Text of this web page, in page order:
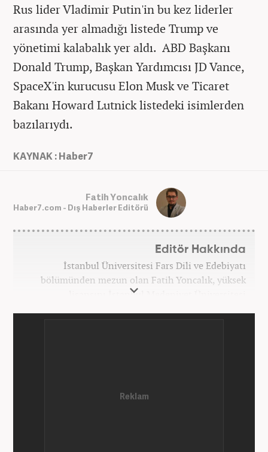
Rus lider Vladimir Putin'in bu kez liderler
arasında yer almadığı listede Trump ve
yönetimi kalabalık yer aldı. ABD Başkanı
Donald Trump, Başkan Yardımcısı JD Vance,
SpaceX'in kurucusu Elon Musk ve Ticaret
Bakanı Howard Lutnick listedeki isimlerden
bazılarıydı.
KAYNAK : Haber7
Fatih Yoncalık
Haber7.com - Dış Haberler Editörü
Editör Hakkında
İstanbul Üniversitesi Fars Dili ve Edebiyatı
bölümünden mezun olan Fatih Yoncalık, yüksek
lisansını İstanbul Medeniyet Üniversitesi
AKŞAM Gazetesi’nde başlayan Yoncalık, Eylül